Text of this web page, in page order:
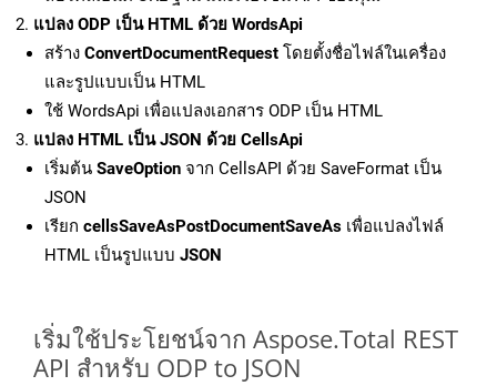
แปลง ODP เป็น HTML ด้วย WordsApi
สร้าง ConvertDocumentRequest โดยตั้งชื่อไฟล์ในเครื่อง
และรูปแบบเป็น HTML
ใช้ WordsApi เพื่อแปลงเอกสาร ODP เป็น HTML
แปลง HTML เป็น JSON ด้วย CellsApi
เริ่มต้น SaveOption จาก CellsAPI ด้วย SaveFormat เป็น
JSON
เรียก cellsSaveAsPostDocumentSaveAs เพื่อแปลงไฟล์
HTML เป็นรูปแบบ JSON
เริ่มใช้ประโยชน์จาก Aspose.Total REST
API สำหรับ ODP to JSON